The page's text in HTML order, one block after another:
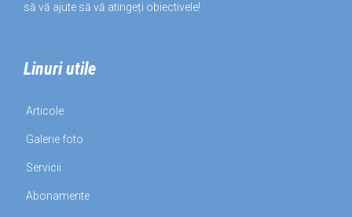
să vă ajute să vă atingeți obiectivele!
Linuri utile
Articole
Galerie foto
Servicii
Abonamente